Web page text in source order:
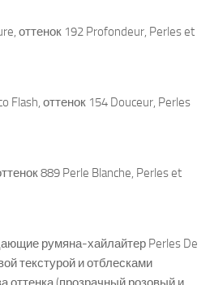
оттенок 192 Profondeur, Perles et
Flash, оттенок 154 Douceur, Perles
889 Perle Blanche, Perles et
румяна-хайлайтер Perles De
текстурой и отблесками